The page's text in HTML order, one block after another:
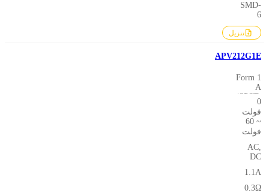
SMD-
6
تنزيل
APV212G1E
1 Form
A
(SPST-
NO)
0
فولت
~ 60
فولت
AC,
DC
1.1A
0.3Ω